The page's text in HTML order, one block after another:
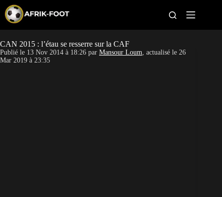
p
o
c
CAN féminine
CAN 2015 : l’étau se resserre sur la CAF
Publié le 13 Nov 2014 à 18:26 par Mansour Loum, actualisé le 26
Mar 2019 à 23:35